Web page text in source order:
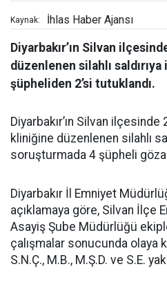
Kaynak: İhlas Haber Ajansı
Diyarbakır’ın Silvan
düzenlenen silahlı
şüpheliden 2’si tutuklandı.
Diyarbakır’ın Silvan
kliniğine düzenlenen silahlı
soruşturmada 4 şüpheli
Diyarbakır İl Emniyet
açıklamaya göre, Silvan İlçe
Asayiş Şube Müdürlüğü
çalışmalar sonucunda olaya
S.N.Ç., M.B., M.Ş.D. ve S.E.